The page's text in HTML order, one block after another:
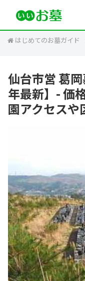
はじめてのお墓ガイド
仙台市営 葛
年最新】- 価
園アクセスや